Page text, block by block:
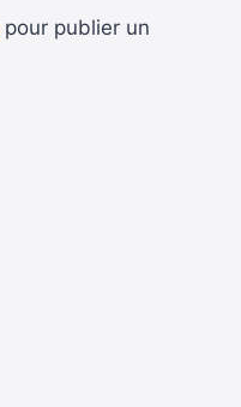
pour publier un